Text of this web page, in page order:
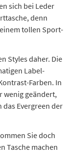
sich bei Leder
denn
tollen Sport-
Styles daher. Die
Label-
Farben. In
wenig geändert,
Evergreen der
Sie doch
Tasche machen